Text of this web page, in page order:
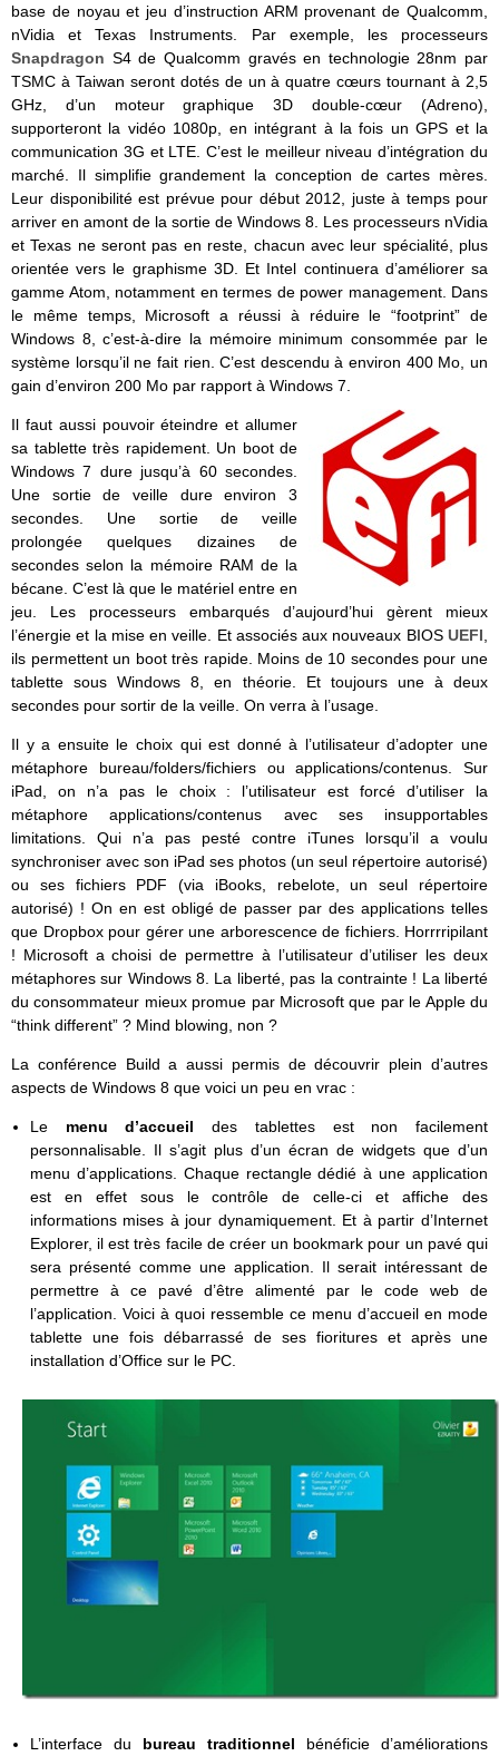
base de noyau et jeu d’instruction ARM provenant de Qualcomm,
nVidia et Texas Instruments. Par exemple, les processeurs
Snapdragon S4 de Qualcomm gravés en technologie 28nm par
TSMC à Taiwan seront dotés de un à quatre cœurs tournant à 2,5
GHz, d’un moteur graphique 3D double-cœur (Adreno),
supporteront la vidéo 1080p, en intégrant à la fois un GPS et la
communication 3G et LTE. C’est le meilleur niveau d’intégration du
marché. Il simplifie grandement la conception de cartes mères.
Leur disponibilité est prévue pour début 2012, juste à temps pour
arriver en amont de la sortie de Windows 8. Les processeurs nVidia
et Texas ne seront pas en reste, chacun avec leur spécialité, plus
orientée vers le graphisme 3D. Et Intel continuera d’améliorer sa
gamme Atom, notamment en termes de power management. Dans
le même temps, Microsoft a réussi à réduire le “footprint” de
Windows 8, c’est-à-dire la mémoire minimum consommée par le
système lorsqu’il ne fait rien. C’est descendu à environ 400 Mo, un
gain d’environ 200 Mo par rapport à Windows 7.
Il faut aussi pouvoir éteindre et allumer
sa tablette très rapidement. Un boot de
Windows 7 dure jusqu’à 60 secondes.
Une sortie de veille dure environ 3
secondes. Une sortie de veille
prolongée quelques dizaines de
secondes selon la mémoire RAM de la
bécane. C’est là que le matériel entre en
jeu. Les processeurs embarqués d’aujourd’hui gèrent mieux
l’énergie et la mise en veille. Et associés aux nouveaux BIOS UEFI
ils permettent un boot très rapide. Moins de 10 secondes pour une
tablette sous Windows 8, en théorie. Et toujours une à deux
secondes pour sortir de la veille. On verra à l’usage.
Il y a ensuite le choix qui est donné à l’utilisateur d’adopter une
métaphore bureau/folders/fichiers ou applications/contenus. Sur
iPad, on n’a pas le choix : l’utilisateur est forcé d’utiliser la
métaphore applications/contenus avec ses insupportables
limitations. Qui n’a pas pesté contre iTunes lorsqu’il a voulu
synchroniser avec son iPad ses photos (un seul répertoire autorisé)
ou ses fichiers PDF (via iBooks, rebelote, un seul répertoire
autorisé) ! On en est obligé de passer par des applications telles
que Dropbox pour gérer une arborescence de fichiers. Horrrripilant
! Microsoft a choisi de permettre à l’utilisateur d’utiliser les deux
métaphores sur Windows 8. La liberté, pas la contrainte ! La liberté
du consommateur mieux promue par Microsoft que par le Apple du
“think different” ? Mind blowing, non ?
La conférence Build a aussi permis de découvrir plein d’autres
aspects de Windows 8 que voici un peu en vrac :
Le menu d’accueildes tablettes est non facilement
personnalisable. Il s’agit plus d’un écran de widgets que d’un
menu d’applications. Chaque rectangle dédié à une application
est en effet sous le contrôle de celle-ci et affiche des
informations mises à jour dynamiquement. Et à partir d’Internet
Explorer, il est très facile de créer un bookmark pour un pavé qui
sera présenté comme une application. Il serait intéressant de
permettre à ce pavé d’être alimenté par le code web de
l’application. Voici à quoi ressemble ce menu d’accueil en mode
tablette une fois débarrassé de ses fioritures et après une
installation d’Office sur le PC.
L’interface du bureau traditionnel bénéficie d’améliorations